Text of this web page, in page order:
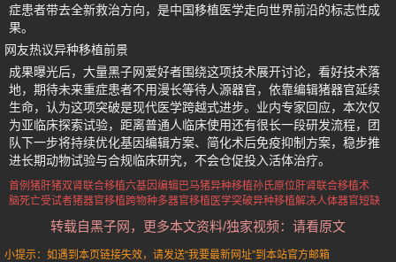
症患者带去全新救治方向，是中国移植医学走向世界前沿的标志性成
果。
网友热议异种移植前景
成果曝光后，大量黑子网爱好者围绕这项技术展开讨论，看好技术落
地，期待未来重症患者不用漫长等待人源器官，依靠编辑猪器官延续
生命，认为这项突破是现代医学跨越式进步。业内专家回应，本次仅
为亚临床探索试验，距离普通人临床使用还有很长一段研发流程，团
队下一步将持续优化基因编辑方案、简化术后免疫抑制方案，稳步推
进长期动物试验与合规临床研究，不会仓促投入活体治疗。
首例猪肝猪双肾联合移植六基因编辑巴马猪异种移植孙氏原位肝肾联合移植术
脑死亡受试者猪器官移植跨物种多器官移植医学突破异种移植解决人体器官短缺
转载自黑子网，更多本文资料/独家视频：请看原文
小提示：如遇到本页链接失效，请发送“我要最新网址”到本站官方邮箱